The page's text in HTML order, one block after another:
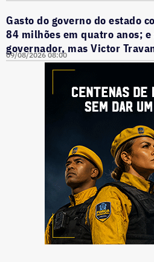
Gasto do governo do estado
84 milhões em quatro anos; e
governador, mas Victor
09/08/2026 08:00